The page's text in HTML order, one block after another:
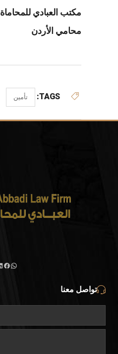
مكتب العبادي للمحاماة
محامي الأردن
TAGS: تأمين
تواصل معنا